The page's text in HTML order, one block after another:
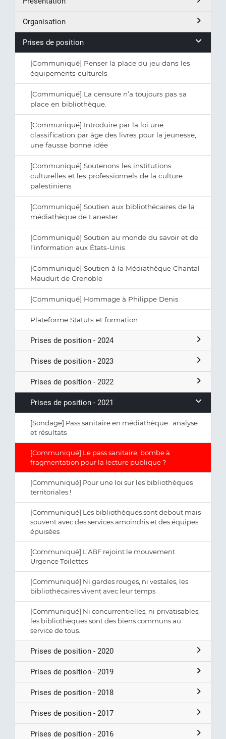
Organisation
Prises de position
[Communiqué] Penser la place du jeu dans les
équipements culturels
[Communiqué] La censure n’a toujours pas sa
place en bibliothèque.
[Communiqué] Introduire par la loi une
classification par âge des livres pour la jeunesse,
une fausse bonne idée
[Communiqué] Soutenons les institutions
culturelles et les professionnels de la culture
palestiniens
[Communiqué] Soutien aux bibliothécaires de la
médiathèque de Lanester
[Communiqué] Soutien au monde du savoir et de
l’information aux États-Unis
[Communiqué] Soutien à la Médiathèque Chantal
Mauduit de Grenoble
[Communiqué] Hommage à Philippe Denis
Plateforme Statuts et formation
Prises de position - 2024
Prises de position - 2023
Prises de position - 2022
Prises de position - 2021
[Sondage] Pass sanitaire en médiathèque : analyse
et résultats
[Communiqué] Le pass sanitaire, bombe à
fragmentation pour la lecture publique ?
[Communiqué] Pour une loi sur les bibliothèques
territoriales !
[Communiqué] Les bibliothèques sont debout mais
souvent avec des services amoindris et des équipes
épuisées
[Communiqué] L’ABF rejoint le mouvement
Urgence Toilettes
[Communiqué] Ni gardes rouges, ni vestales, les
bibliothécaires vivent avec leur temps
[Communiqué] Ni concurrentielles, ni privatisables,
les bibliothèques sont des biens communs au
service de tous.
Prises de position - 2020
Prises de position - 2019
Prises de position - 2018
Prises de position - 2017
Prises de position - 2016